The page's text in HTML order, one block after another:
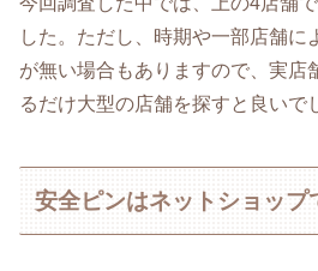
した。ただし、時期や一部店舗に
が無い場合もありますので、実店
るだけ大型の店舗を探すと良いで
安全ピンはネットショップ